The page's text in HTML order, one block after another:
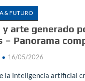
& FUTURO
y arte generado
– Panorama
16/05/2026
la inteligencia artificial